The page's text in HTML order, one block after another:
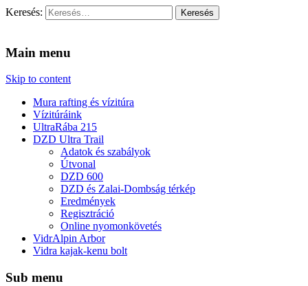
Keresés:
Main menu
Skip to content
Mura rafting és vízitúra
Vízitúráink
UltraRába 215
DZD Ultra Trail
Adatok és szabályok
Útvonal
DZD 600
DZD és Zalai-Dombság térkép
Eredmények
Regisztráció
Online nyomonkövetés
VidrAlpin Arbor
Vidra kajak-kenu bolt
Sub menu